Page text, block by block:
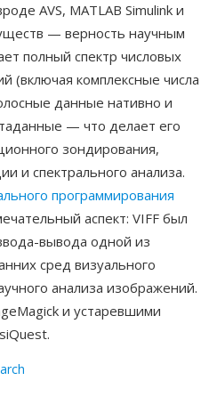
AVS, MATLAB Simulink и
— верность научным
полный спектр числовых
(включая комплексные числа
данные нативно и
— что делает его
зондирования,
и спектрального анализа.
программирования
аспект: VIFF был
вывода одной из
сред визуального
анализа изображений.
и устаревшими